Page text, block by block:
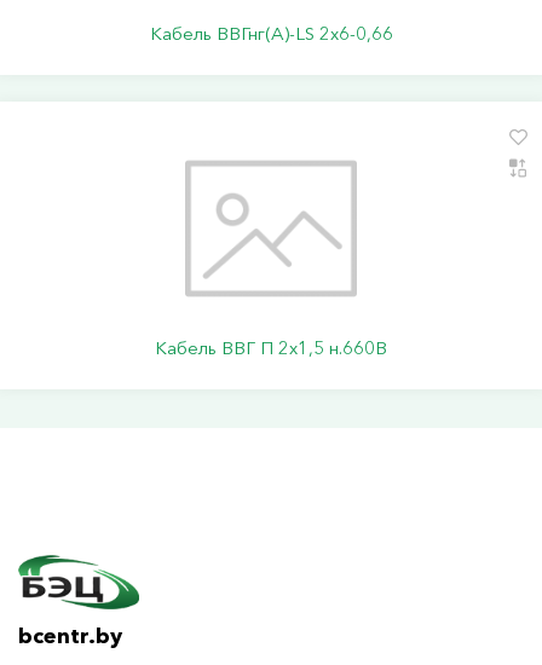
Кабель ВВГнг(А)-LS 2х6-0,66
Кабель ВВГ П 2х1,5 н.660В
bcentr.by